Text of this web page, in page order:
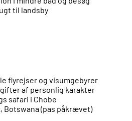
til landsby
flyrejser og visumgebyrer
af personlig karakter
safari i Chobe
Botswana (pas påkrævet)